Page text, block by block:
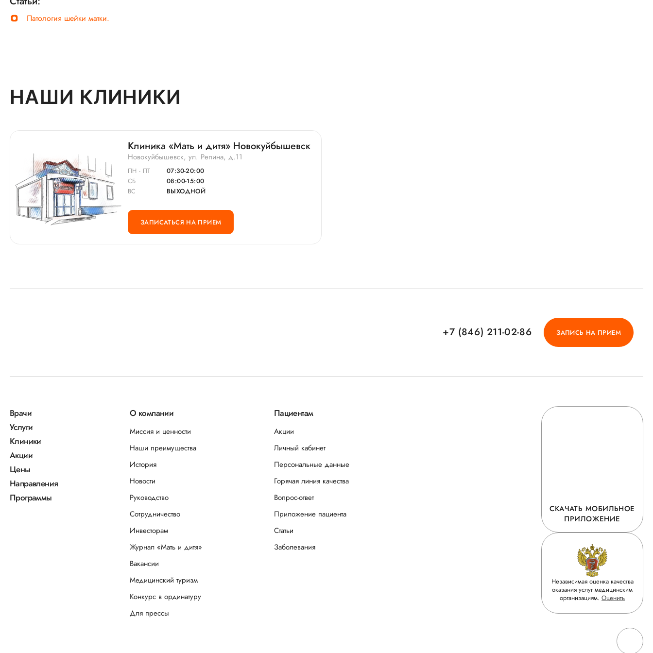
Патология шейки матки.
НАШИ КЛИНИКИ
Клиника «Мать и дитя» Новокуйбышевск
Новокуйбышевск, ул. Репина, д.11
ПН - ПТ
07:30-20:00
СБ
08:00-15:00
ВС
ВЫХОДНОЙ
ЗАПИСАТЬСЯ НА ПРИЕМ
+7 (846) 211-02-86 ЗАПИСЬ НА ПРИЕМ
Врачи
Услуги
Клиники
Акции
Цены
Направления
Программы
О компании
Миссия и ценности
Наши преимущества
История
Новости
Руководство
Сотрудничество
Инвесторам
Журнал «Мать и дитя»
Вакансии
Медицинский туризм
Конкурс в ординатуру
Для прессы
Пациентам
Акции
Личный кабинет
Персональные данные
Горячая линия качества
Вопрос-ответ
Приложение пациента
Статьи
Заболевания
СКАЧАТЬ МОБИЛЬНОЕ
ПРИЛОЖЕНИЕ
Независимая оценка качества
оказания услуг медицинским
организациям. Оценить